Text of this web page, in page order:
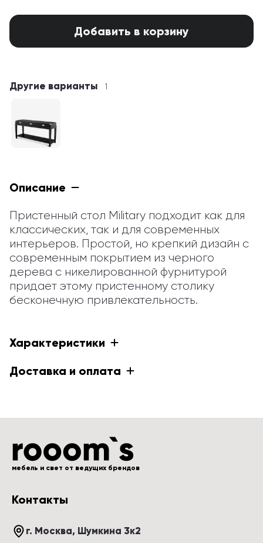
Добавить в корзину
Другие варианты 1
Описание
Пристенный стол Military подходит как для
классических, так и для современных
интерьеров. Простой, но крепкий дизайн с
современным покрытием из черного
дерева с никелированной фурнитурой
придает этому пристенному столику
бесконечную привлекательность.
Характеристики
Доставка и оплата
мебель и свет от ведущих брендов
Контакты
г. Москва, Шумкина 3к2